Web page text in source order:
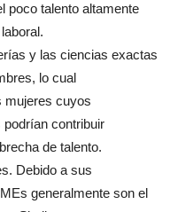
poco talento altamente
y las ciencias exactas
lo cual
mujeres cuyos
contribuir
de talento.
Debido a sus
generalmente son el